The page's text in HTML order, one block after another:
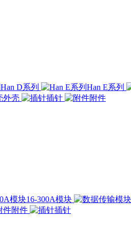
Han D系列 Han E系列
外壳 插针 附件
16-300A模块
附件 插针